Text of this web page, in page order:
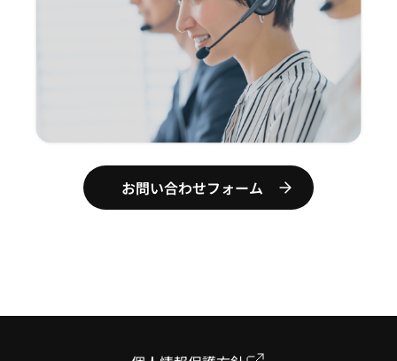
お問い合わせフォーム